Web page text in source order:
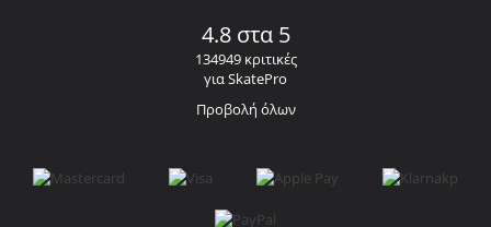
4.8 στα 5
134949 κριτικές
για SkatePro
Προβολή όλων